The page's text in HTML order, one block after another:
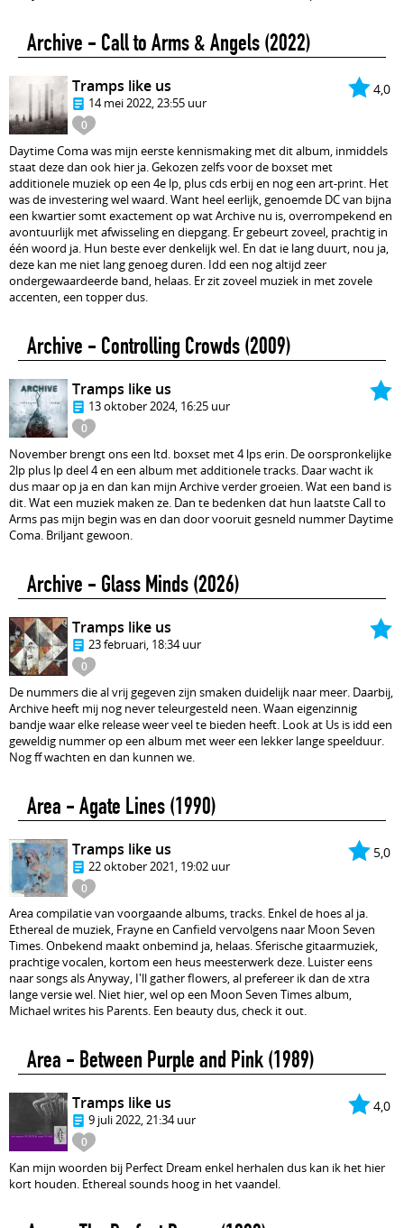
Archive - Call to Arms & Angels(2022)
4,0
0
Tramps like us
14 mei 2022, 23:55 uur
Daytime Coma was mijn eerste kennismaking met dit album, inmiddels
staat deze dan ook hier ja. Gekozen zelfs voor de boxset met
additionele muziek op een 4e lp, plus cds erbij en nog een art-print. Het
was de investering wel waard. Want heel eerlijk, genoemde DC van bijna
een kwartier somt exactement op wat Archive nu is, overrompekend en
avontuurlijk met afwisseling en diepgang. Er gebeurt zoveel, prachtig in
één woord ja. Hun beste ever denkelijk wel. En dat ie lang duurt, nou ja,
deze kan me niet lang genoeg duren. Idd een nog altijd zeer
ondergewaardeerde band, helaas. Er zit zoveel muziek in met zovele
accenten, een topper dus.
Archive - Controlling Crowds(2009)
0
Tramps like us
13 oktober 2024, 16:25 uur
November brengt ons een ltd. boxset met 4 lps erin. De oorspronkelijke
2lp plus lp deel 4 en een album met additionele tracks. Daar wacht ik
dus maar op ja en dan kan mijn Archive verder groeien. Wat een band is
dit. Wat een muziek maken ze. Dan te bedenken dat hun laatste Call to
Arms pas mijn begin was en dan door vooruit gesneld nummer Daytime
Coma. Briljant gewoon.
Archive - Glass Minds(2026)
0
Tramps like us
23 februari, 18:34 uur
De nummers die al vrij gegeven zijn smaken duidelijk naar meer. Daarbij,
Archive heeft mij nog never teleurgesteld neen. Waan eigenzinnig
bandje waar elke release weer veel te bieden heeft. Look at Us is idd een
geweldig nummer op een album met weer een lekker lange speelduur.
Nog ff wachten en dan kunnen we.
Area - Agate Lines(1990)
5,0
0
Tramps like us
22 oktober 2021, 19:02 uur
Area compilatie van voorgaande albums, tracks. Enkel de hoes al ja.
Ethereal de muziek, Frayne en Canfield vervolgens naar Moon Seven
Times. Onbekend maakt onbemind ja, helaas. Sferische gitaarmuziek,
prachtige vocalen, kortom een heus meesterwerk deze. Luister eens
naar songs als Anyway, I'll gather flowers, al prefereer ik dan de xtra
lange versie wel. Niet hier, wel op een Moon Seven Times album,
Michael writes his Parents. Een beauty dus, check it out.
Area - Between Purple and Pink(1989)
4,0
0
Tramps like us
9 juli 2022, 21:34 uur
Kan mijn woorden bij Perfect Dream enkel herhalen dus kan ik het hier
kort houden. Ethereal sounds hoog in het vaandel.